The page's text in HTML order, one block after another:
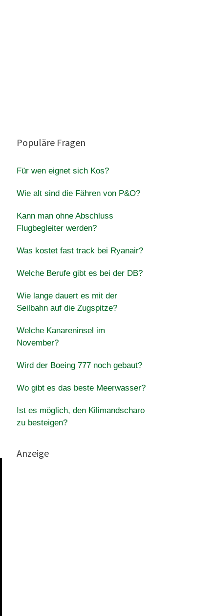
Populäre Fragen
Für wen eignet sich Kos?
Wie alt sind die Fähren von P&O?
Kann man ohne Abschluss
Flugbegleiter werden?
Was kostet fast track bei Ryanair?
Welche Berufe gibt es bei der DB?
Wie lange dauert es mit der
Seilbahn auf die Zugspitze?
Welche Kanareninsel im
November?
Wird der Boeing 777 noch gebaut?
Wo gibt es das beste Meerwasser?
Ist es möglich, den Kilimandscharo
zu besteigen?
Anzeige